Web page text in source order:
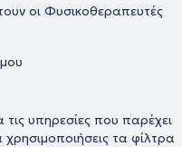
οι Φυσικοθεραπευτές
τις υπηρεσίες που παρέχει
τα φίλτρα